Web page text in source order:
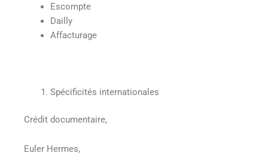
Escompte
Dailly
Affacturage
Spécificités internationales
Crédit documentaire,
Euler Hermes,